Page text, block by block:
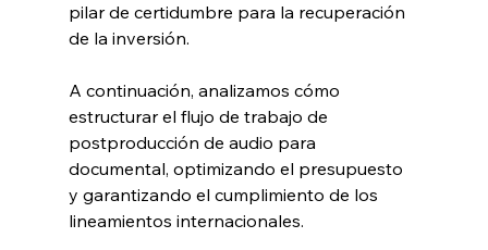
pilar de certidumbre para la recuperación
de la inversión.
A continuación, analizamos cómo
estructurar el flujo de trabajo de
postproducción de audio para
documental, optimizando el presupuesto
y garantizando el cumplimiento de los
lineamientos internacionales.